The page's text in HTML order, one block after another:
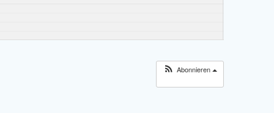
Abonnieren